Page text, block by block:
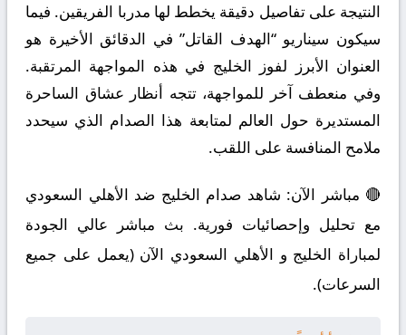
النتيجة على تفاصيل دقيقة يخطط لها مدربا الفريقين. فيما
سيكون سيناريو “الهدف القاتل” في الدقائق الأخيرة هو
العنوان الأبرز لفوز الخليج في هذه المواجهة المرتقبة.
وفي منعطف آخر للمواجهة، تتجه أنظار عشاق الساحرة
المستديرة حول العالم لمتابعة هذا الصدام الذي سيحدد
ملامح المنافسة على اللقب.
🔴 مباشر الآن: شاهد صدام الخليج ضد الأهلي السعودي
مع تحليل وإحصائيات فورية. بث مباشر عالي الجودة
لمباراة الخليج و الأهلي السعودي الآن (يعمل على جميع
السرعات).